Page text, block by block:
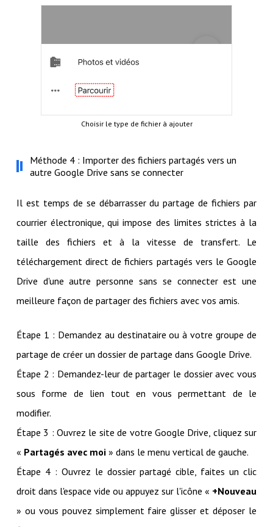
Choisir le type de fichier à ajouter
Méthode 4 : Importer des fichiers partagés vers un
autre Google Drive sans se connecter
Il est temps de se débarrasser du partage de fichiers par
courrier électronique, qui impose des limites strictes à la
taille des fichiers et à la vitesse de transfert. Le
téléchargement direct de fichiers partagés vers le Google
Drive d'une autre personne sans se connecter est une
meilleure façon de partager des fichiers avec vos amis.
Étape 1 : Demandez au destinataire ou à votre groupe de
partage de créer un dossier de partage dans Google Drive.
Étape 2 : Demandez-leur de partager le dossier avec vous
sous forme de lien tout en vous permettant de le
modifier.
Étape 3 : Ouvrez le site de votre Google Drive, cliquez sur
« Partagés avec moi» dans le menu vertical de gauche.
Étape 4 : Ouvrez le dossier partagé cible, faites un clic
droit dans l'espace vide ou appuyez sur l'icône « +Nouveau
» ou vous pouvez simplement faire glisser et déposer le